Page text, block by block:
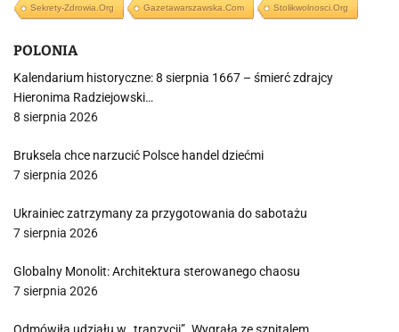
Sekrety-Zdrowia.org Gazetawarszawska.com Stolikwolnosci.org
POLONIA
Kalendarium historyczne: 8 sierpnia 1667 – śmierć zdrajcy
Hieronima Radziejowski…
8 sierpnia 2026
Bruksela chce narzucić Polsce handel dziećmi
7 sierpnia 2026
Ukrainiec zatrzymany za przygotowania do sabotażu
7 sierpnia 2026
Globalny Monolit: Architektura sterowanego chaosu
7 sierpnia 2026